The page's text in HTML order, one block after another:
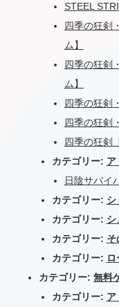
STEEL
四季の狂剣
ム】
四季の狂剣
ム】
四季の狂剣
四季の狂剣
四季の狂剣
カテゴリー: ア
日陰サバイ
カテゴリー: シ
カテゴリー: シ
カテゴリー: そ
カテゴリー:
カテゴリー:無料
カテゴリー: ア